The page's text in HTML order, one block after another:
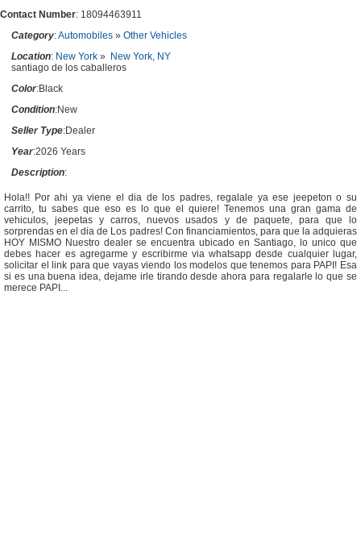
Contact Number: 18094463911
Category:Automobiles » Other Vehicles
Location: New York » New York, NY
santiago de los caballeros
Color:Black
Condition:New
Seller Type:Dealer
Year:2026 Years
Description:
Hola!! Por ahi ya viene el dia de los padres, regalale ya ese jeepeton o su
carrito, tu sabes que eso es lo que el quiere! Tenemos una gran gama de
vehiculos, jeepetas y carros, nuevos usados y de paquete, para que lo
sorprendas en el dia de Los padres! Con financiamientos, para que la adquieras
HOY MISMO Nuestro dealer se encuentra ubicado en Santiago, lo unico que
debes hacer es agregarme y escribirme via whatsapp desde cualquier lugar,
solicitar el link para que vayas viendo los modelos que tenemos para PAPI! Esa
si es una buena idea, dejame irle tirando desde ahora para regalarle lo que se
merece PAPI...